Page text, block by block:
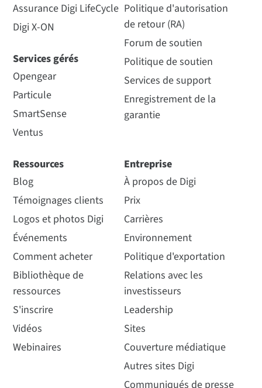
Assurance Digi LifeCycle
Digi X-ON
Services gérés
Opengear
Particule
SmartSense
Ventus
Politique d'autorisation
de retour (RA)
Forum de soutien
Politique de soutien
Services de support
Enregistrement de la
garantie
Ressources
Blog
Témoignages clients
Logos et photos Digi
Événements
Comment acheter
Bibliothèque de
ressources
S'inscrire
Vidéos
Webinaires
Entreprise
À propos de Digi
Prix
Carrières
Environnement
Politique d'exportation
Relations avec les
investisseurs
Leadership
Sites
Couverture médiatique
Autres sites Digi
Communiqués de presse